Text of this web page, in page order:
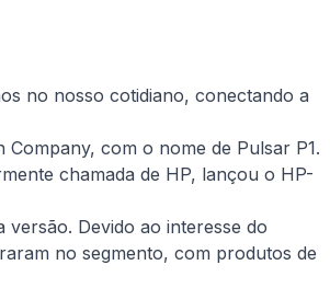
no nosso cotidiano, conectando a
com o nome de Pulsar P1.
chamada de HP, lançou o HP-
Devido ao interesse do
no segmento, com produtos de